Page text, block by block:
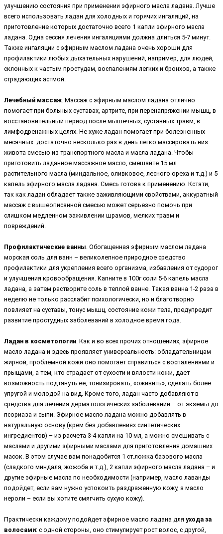
улучшению состояния при применении эфирного масла ладана. Лучше
всего использовать ладан для холодных и горячих ингаляций, на
приготовление которых достаточно всего 1 капли эфирного масла
ладана. Одна сессия лечения ингаляциями должна длиться 5-7 минут.
Также ингаляции с эфирным маслом ладана очень хороши для
профилактики любых дыхательных нарушений, например, для людей,
склонных к частым простудам, воспалениям легких и бронхов, а также
страдающих астмой.
Лечебный массаж . Массаж с эфирным маслом ладана отлично
помогает при больных суставах, артрите, при перенапряжении мышц, в
восстановительный период после мышечных, суставных травм, в
лимфодренажных целях. Не хуже ладан помогает при болезненных
месячных: достаточно несколько раз в день легко массировать низ
живота смесью из транспортного масла и масла ладана. Чтобы
приготовить ладанное массажное масло, смешайте 15 мл
растительного масла (миндальное, оливковое, лесного ореха и т.д.) и 5
капель эфирного масла ладана. Смесь готова к применению. Кстати,
так как ладан обладает также заживляющими свойствами, аккуратный
массаж с вышеописанной смесью может серьезно помочь при
слишком медленном заживлении шрамов, мелких травм и
повреждений.
Профилактические ванны . Обогащенная эфирным маслом ладана
морская соль для ванн – великолепное природное средство
профилактики для укрепления всего организма, избавления от судорог
и улучшения кровообращения. Капните в 100г соли 5-6 капель масла
ладана, а затем растворите соль в теплой ванне. Такая ванна 1-2 раза в
неделю не только расслабит психологически, но и благотворно
повлияет на суставы, тонус мышц, состояние кожи тела, предупредит
развитие простудных заболеваний в холодное время года.
Ладан в косметологии . Как и во всех прочих отношениях, эфирное
масло ладана и здесь проявляет универсальность: обладательницам
жирной, проблемной кожи оно помогает справиться с воспалениями и
прыщами, а тем, кто страдает от сухости и вялости кожи, дает
возможность подтянуть ее, тонизировать, «оживить», сделать более
упругой и молодой на вид. Кроме того, ладан часто добавляют в
средства для лечения дерматологических заболеваний – от экземы до
псориаза и сыпи. Эфирное масло ладана можно добавлять в
натуральную основу (крем без добавлениях синтетических
ингредиентов) – из расчета 3-4 капли на 10 мл, а можно смешивать с
маслами и другими эфирными маслами для приготовления домашних
масок. В этом случае вам понадобится 1 ст.ложка базового масла
(сладкого миндаля, жожоба и т.д.), 2 капли эфирного масла ладана – и
другие эфирные масла по необходимости (например, масло лаванды
подойдет, если вам нужно успокоить раздраженную кожу, а масло
нероли – если вы хотите смягчить сухую кожу).
Практически каждому подойдет эфирное масло ладана для ухода за
волосами: с одной стороны, оно стимулирует рост волос, с другой,